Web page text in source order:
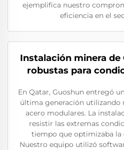
ejemplifica nuestro
eficiencia en el
Instalación minera de
robustas para
En Qatar, Guoshun entregó
última generación utilizando
acero modulares. La
resistir las extremas
tiempo que optimizaba la
Nuestro equipo utilizó